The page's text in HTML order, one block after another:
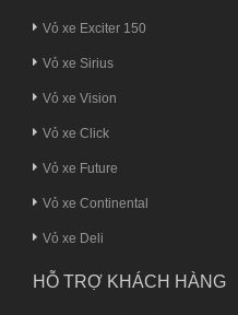
Vỏ xe Exciter 150
Vỏ xe Sirius
Vỏ xe Vision
Vỏ xe Click
Vỏ xe Future
Vỏ xe Continental
Vỏ xe Deli
HỖ TRỢ KHÁCH HÀNG